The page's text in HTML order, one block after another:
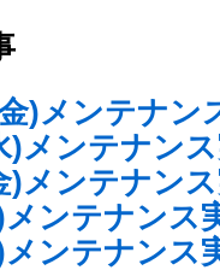
)メンテナン
)メンテナン
)メンテナン
メンテナンス
メンテナンス